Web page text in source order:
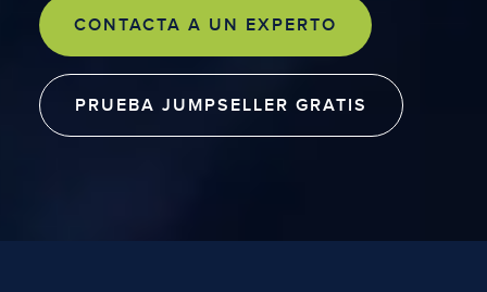
CONTACTA A UN EXPERTO
PRUEBA JUMPSELLER GRATIS